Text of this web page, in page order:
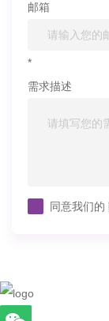
邮箱
*
需求描述
同意我们的